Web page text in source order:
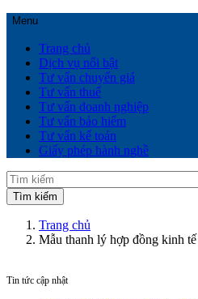
Menu
Trang chủ
Dịch vụ nổi bật
Tư vấn chuyển giá
Tư vấn thuế
Tư vấn doanh nghiệp
Tư vấn bảo hiểm
Tư vấn kế toán
Giấy phép hành nghề
Trang chủ
Mẫu thanh lý hợp đồng kinh tế
Tin tức cập nhật